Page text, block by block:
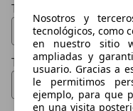
Tu email
Tu teléfono (opcional)
Nosotros y
tecnológicos, como
en nuestro sitio
ampliadas y
usuario. Gracias a
le permitimos
ejemplo, para que
en una visita